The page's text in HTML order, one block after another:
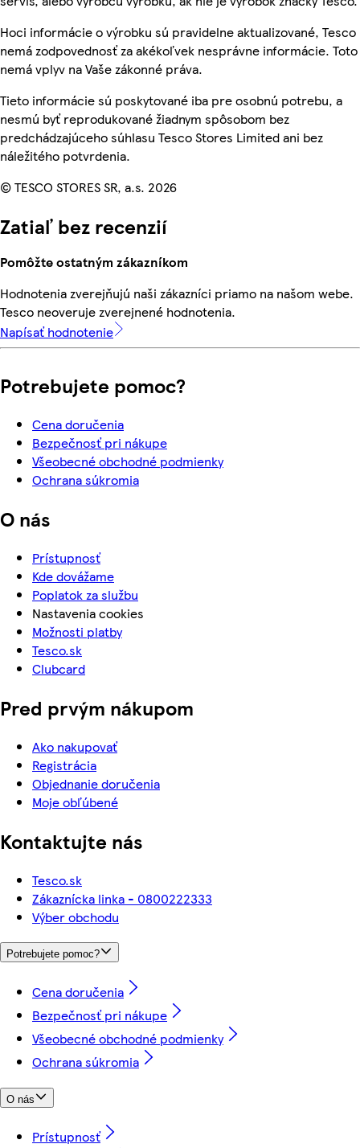
Hoci informácie o výrobku sú pravidelne aktualizované, Tesco
nemá zodpovednosť za akékoľvek nesprávne informácie. Toto
nemá vplyv na Vaše zákonné práva.
Tieto informácie sú poskytované iba pre osobnú potrebu, a
nesmú byť reprodukované žiadnym spôsobom bez
predchádzajúceho súhlasu Tesco Stores Limited ani bez
náležitého potvrdenia.
© TESCO STORES SR, a.s. 2026
Zatiaľ bez recenzií
Pomôžte ostatným zákazníkom
Hodnotenia zverejňujú naši zákazníci priamo na našom webe.
Tesco neoveruje zverejnené hodnotenia.
Napísať hodnotenie
Potrebujete pomoc?
Cena doručenia
Bezpečnosť pri nákupe
Všeobecné obchodné podmienky
Ochrana súkromia
O nás
Prístupnosť
Kde dovážame
Poplatok za službu
Nastavenia cookies
Možnosti platby
Tesco.sk
Clubcard
Pred prvým nákupom
Ako nakupovať
Registrácia
Objednanie doručenia
Moje obľúbené
Kontaktujte nás
Tesco.sk
Zákaznícka linka - 0800222333
Výber obchodu
Potrebujete pomoc?
Cena doručenia
Bezpečnosť pri nákupe
Všeobecné obchodné podmienky
Ochrana súkromia
O nás
Prístupnosť